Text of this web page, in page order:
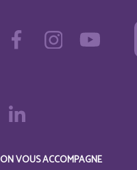
ON VOUS ACCOMPAGNE